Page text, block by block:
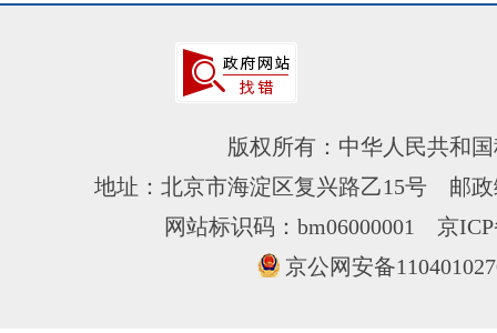
版权所有：中华人民共和
地址：北京市海淀区复兴路乙15号 邮
网站标识码：bm06000001 京
京公网安备